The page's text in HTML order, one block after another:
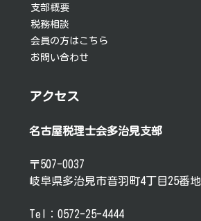
支部概要
税務相談
会員の方はこちら
お問い合わせ
アクセス
名古屋税理士会多治見支部
〒507-0037
岐阜県多治見市音羽町4丁目25番地
Tel：0572-25-4444